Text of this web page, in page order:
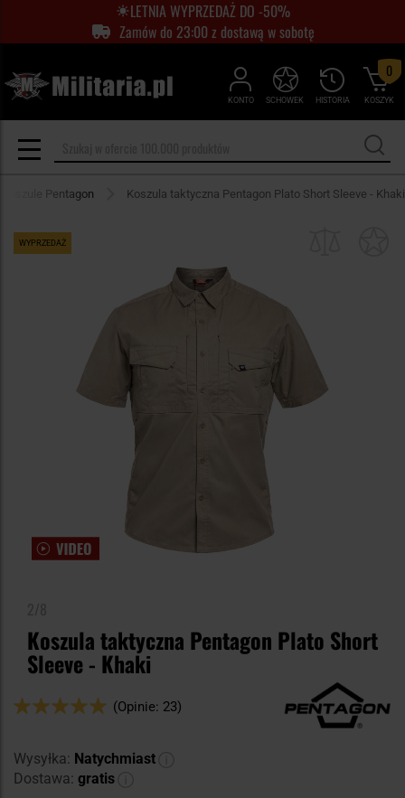
LETNIA WYPRZEDAŻ DO -50%
Zamów do 23:00 z dostawą w sobotę
KONTO HISTORIA
SCHOWEK KOSZYK
0
Koszule Pentagon Koszula taktyczna Pentagon Plato Short Sleeve - Khaki
WYPRZEDAŻ
Koszula taktyczna Pentagon Plato Short
Sleeve - Khaki
Ocena:
(Opinie: 23)
Wysyłka: Natychmiast
Dostawa: gratis